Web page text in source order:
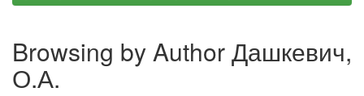
Browsing by Author Дашкевич,
О.А.